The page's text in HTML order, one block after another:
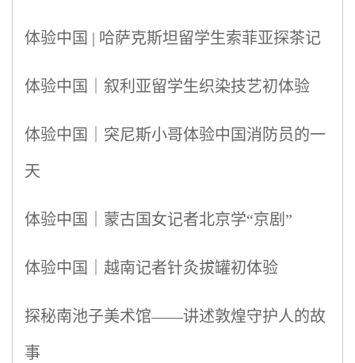
体验中国 | 哈萨克斯坦留学生索菲亚探茶记
体验中国｜叙利亚留学生织染技艺初体验
体验中国｜突尼斯小哥体验中国消防员的一
天
体验中国｜蒙古国女记者北京学“京剧”
体验中国｜越南记者针灸拔罐初体验
探秘南池子美术馆——讲述敦煌守护人的故
事